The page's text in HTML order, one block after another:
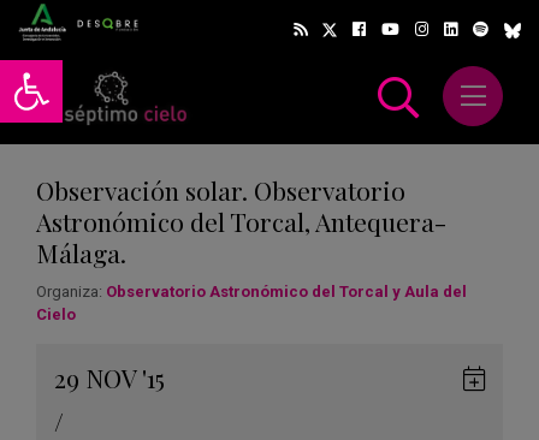
Abrir barra de herramientas
Abrir
Observación solar. Observatorio
Astronómico del Torcal, Antequera-
Málaga.
Organiza: Observatorio Astronómico del Torcal y Aula del
Cielo
29 NOV'15
/